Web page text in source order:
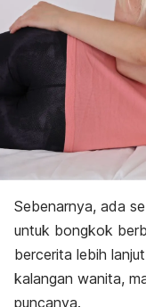
Sebenarnya, ada
untuk bongkok
bercerita lebih
kalangan wanita,
puncanya.